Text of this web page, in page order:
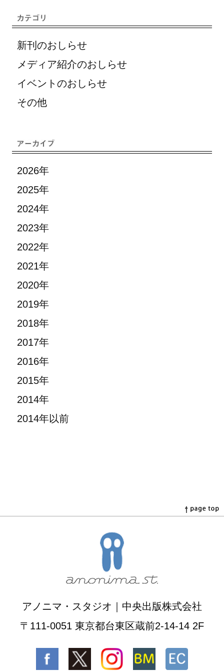
新刊のおしらせ
メディア紹介のおしらせ
イベントのおしらせ
その他
2026年
2025年
2024年
2023年
2022年
2021年
2020年
2019年
2018年
2017年
2016年
2015年
2014年
2014年以前
アノニマ・スタジオ｜中央出版株式会社
〒111-0051 東京都台東区蔵前2-14-14 2F